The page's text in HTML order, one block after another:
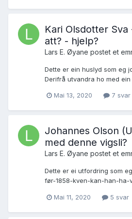
Kari Olsdotter
att? - hjelp?
Lars E. Øyane postet et
Dette er ein huslyd som eg
Derifrå utvandra ho med ein
Mai 13, 2020 7 svar
Johannes Olson
med denne vigsli?
Lars E. Øyane postet et
Dette er ei utfordring som
før-1858-kven-kan-han-ha-
Mai 11, 2020 5 svar